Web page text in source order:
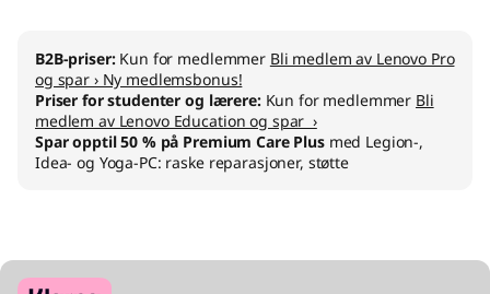
B2B-priser: Kun for medlemmer Bli medlem av Lenovo Pro
og spar › Ny medlemsbonus!
Priser for studenter og lærere: Kun for medlemmer Bli
medlem av Lenovo Education og spar ›
Spar opptil 50 % på Premium Care Plusmed Legion-,
Idea- og Yoga-PC: raske reparasjoner, støtte